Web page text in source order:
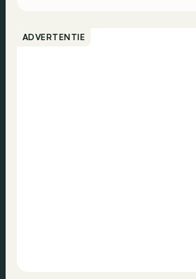
ADVERTENTIE